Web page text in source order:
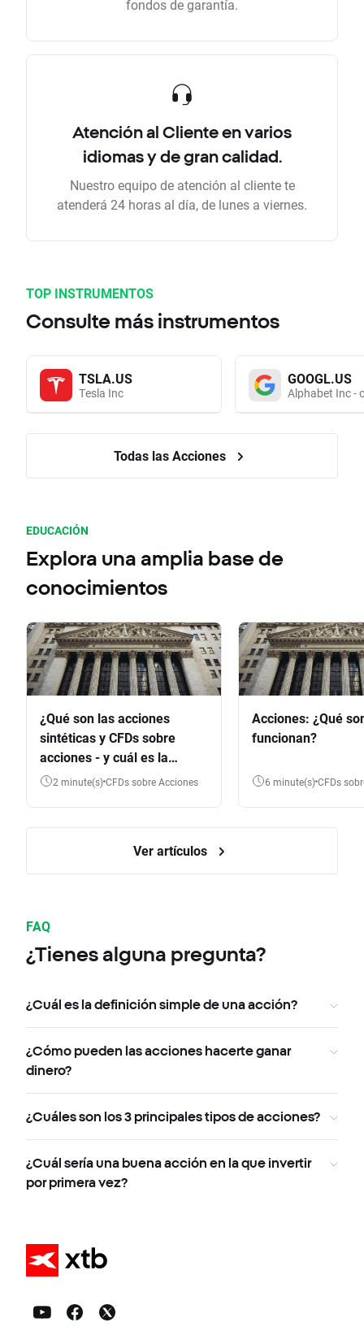
fondos de garantía.
Atención al Cliente en varios
idiomas y de gran calidad.
Nuestro equipo de atención al cliente te
atenderá 24 horas al día, de lunes a viernes.
TOP INSTRUMENTOS
Consulte más instrumentos
TSLA.US
Tesla Inc
GOOGL.US
Alphabet Inc -
Todas las Acciones
EDUCACIÓN
Explora una amplia base de
conocimientos
¿Qué son las acciones
sintéticas y CFDs sobre
acciones - y cuál es la
diferencia?
2 minute(s) CFDs sobre Acciones
Acciones: ¿Qué
funcionan?
6 minute(s) CFDs
Ver artículos
FAQ
¿Tienes alguna pregunta?
¿Cuál es la definición simple de una acción?
¿Cómo pueden las acciones hacerte ganar
dinero?
¿Cuáles son los 3 principales tipos de acciones?
¿Cuál sería una buena acción en la que invertir
por primera vez?